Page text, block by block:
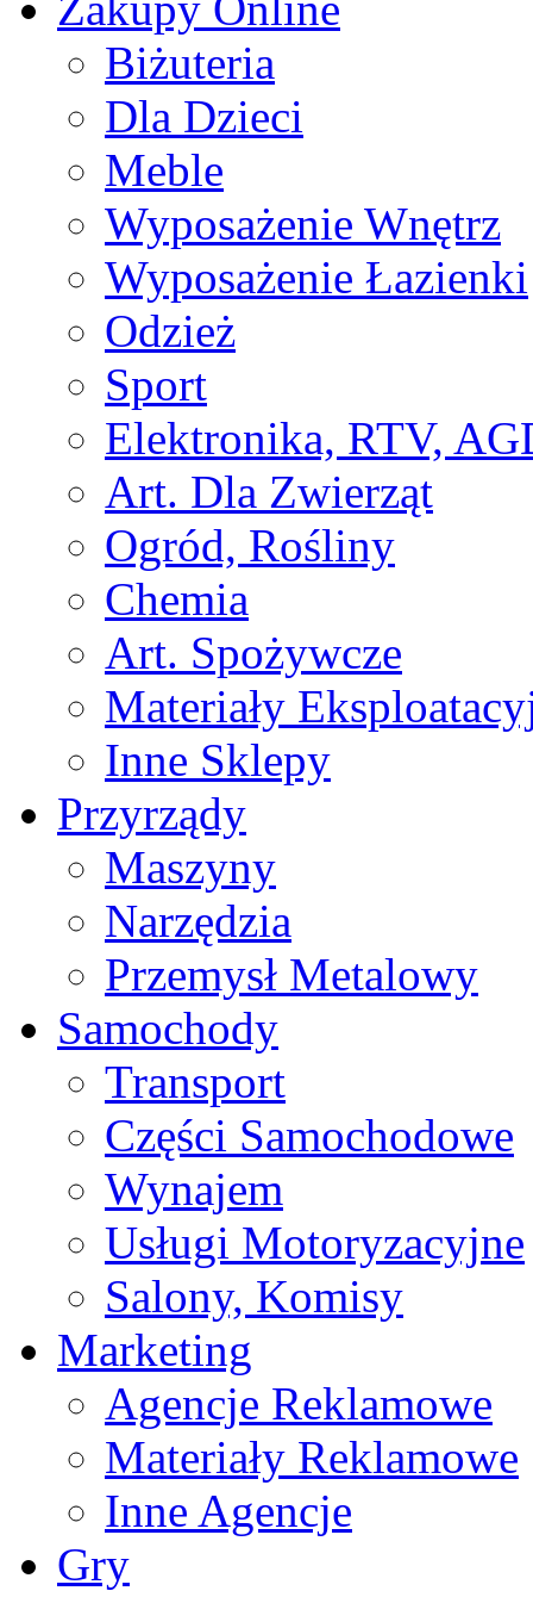
Biżuteria
Dla Dzieci
Meble
Wyposażenie Wnętrz
Wyposażenie Łazienki
Odzież
Sport
Elektronika, RTV,
Art. Dla Zwierząt
Ogród, Rośliny
Chemia
Art. Spożywcze
Materiały
Inne Sklepy
Przyrządy
Maszyny
Narzędzia
Przemysł Metalowy
Samochody
Transport
Części Samochodowe
Wynajem
Usługi Motoryzacyjne
Salony, Komisy
Marketing
Agencje Reklamowe
Materiały Reklamowe
Inne Agencje
Gry